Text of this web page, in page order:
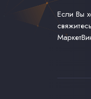
Если Вы